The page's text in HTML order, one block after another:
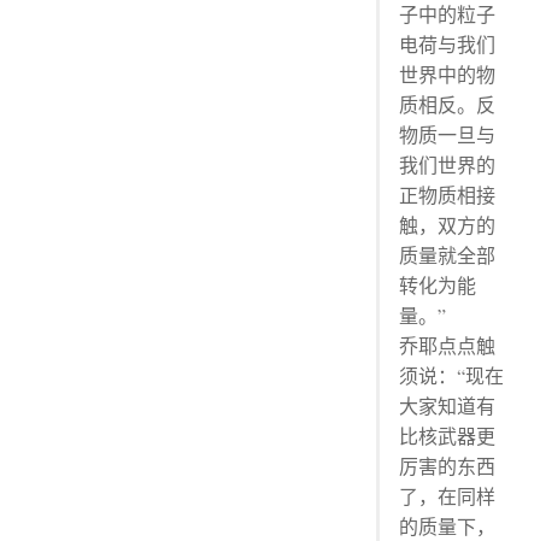
子中的粒子
电荷与我们
世界中的物
质相反。反
物质一旦与
我们世界的
正物质相接
触，双方的
质量就全部
转化为能
量。”
乔耶点点触
须说：“现在
大家知道有
比核武器更
厉害的东西
了，在同样
的质量下，